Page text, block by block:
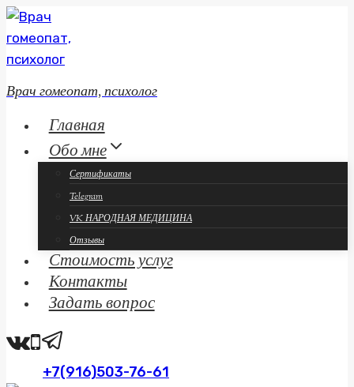
Перейти
к
содержанию
Врач гомеопат, психолог
Главная
Обо мне
Сертификаты
Telegram
VK НАРОДНАЯ МЕДИЦИНА
Отзывы
Стоимость услуг
Контакты
Задать вопрос
+7(916)503-76-61